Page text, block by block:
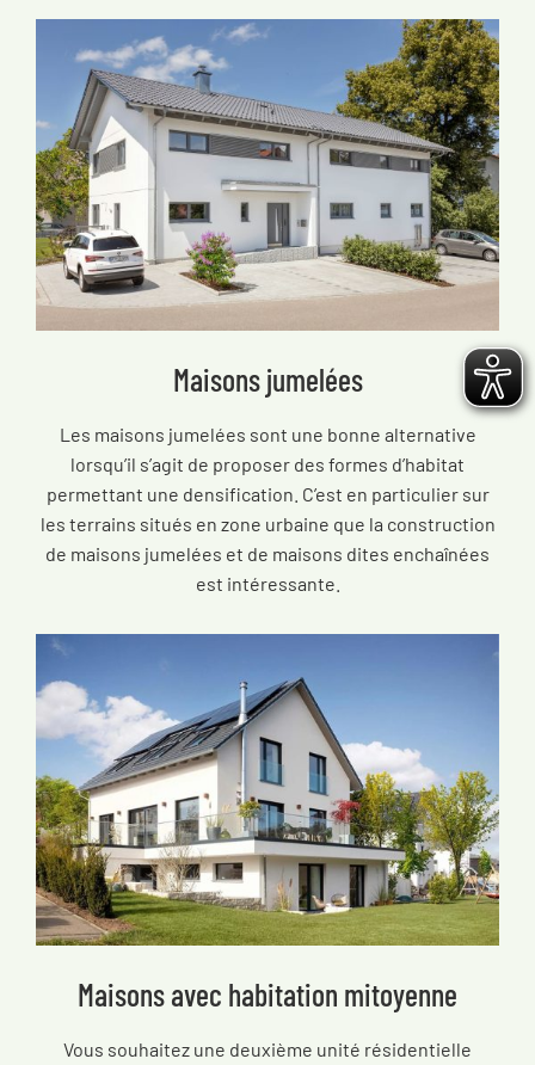
Maisons jumelées
Les maisons jumelées sont une bonne alternative
lorsqu’il s’agit de proposer des formes d’habitat
permettant une densification. C’est en particulier sur
les terrains situés en zone urbaine que la construction
de maisons jumelées et de maisons dites enchaînées
est intéressante.
Maisons avec habitation mitoyenne
Vous souhaitez une deuxième unité résidentielle